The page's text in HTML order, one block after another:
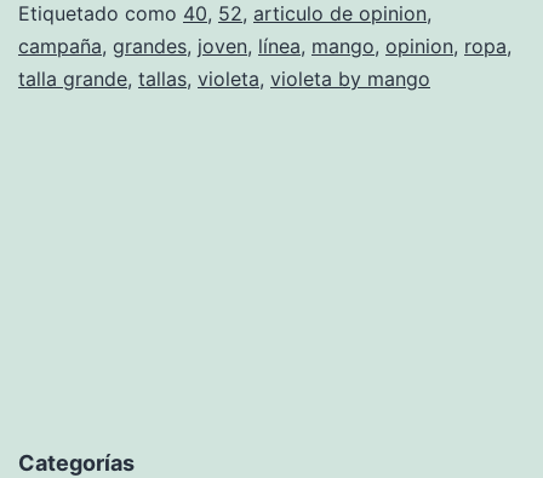
Etiquetado como 40, 52, articulo de opinion,
campaña, grandes, joven, línea, mango, opinion, ropa,
talla grande, tallas, violeta, violeta by mango
Categorías